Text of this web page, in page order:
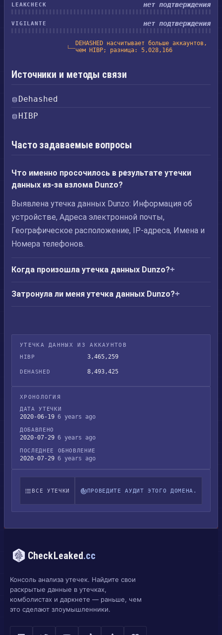
LEAKCHECK нет подтверждения
VIGILANTE нет подтверждения
DEHASHED насчитывает больше аккаунтов,
чем HIBP; разница: 5,028,166
Источники и методы связи
Dehashed
HIBP
Часто задаваемые вопросы
Что именно просочилось в результате утечки
данных из-за взлома Dunzo?
Выявлена утечка данных Dunzo: Информация об
устройстве, Адреса электронной почты,
Географическое расположение, IP-адреса, Имена и
Номера телефонов.
Когда произошла утечка данных Dunzo?
Затронула ли меня утечка данных Dunzo?
УТЕЧКА ДАННЫХ ИЗ АККАУНТОВ
HIBP
3,465,259
DEHASHED 8,493,425
ХРОНОЛОГИЯ
ДАТА УТЕЧКИ
2020-06-19 6 years ago
ДОБАВЛЕНО
2020-07-29 6 years ago
ПОСЛЕДНЕЕ ОБНОВЛЕНИЕ
2020-07-29 6 years ago
ВСЕ УТЕЧКИ ПРОВЕДИТЕ АУДИТ ЭТОГО ДОМЕНА.
CheckLeaked.cc
Консоль анализа утечек. Найдите свои
раскрытые данные в утечках,
комболистах и даркнете — раньше, чем
это сделают злоумышленники.